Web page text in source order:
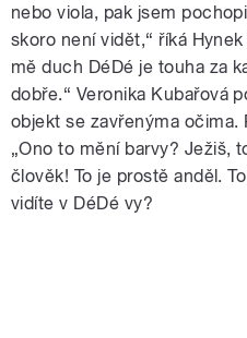
nebo viola, pak jsem
skoro není vidět,“ říká
mě duch DéDé je touha za
dobře.“ Veronika Kubařová
objekt se zavřenýma očima.
„Ono to mění barvy? Ježiš,
člověk! To je prostě anděl.
vidíte v DéDé vy?